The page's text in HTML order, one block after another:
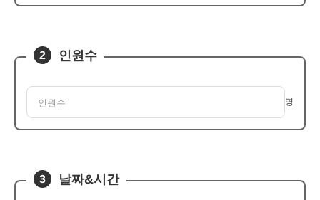
2 인원수
명
3 날짜&시간